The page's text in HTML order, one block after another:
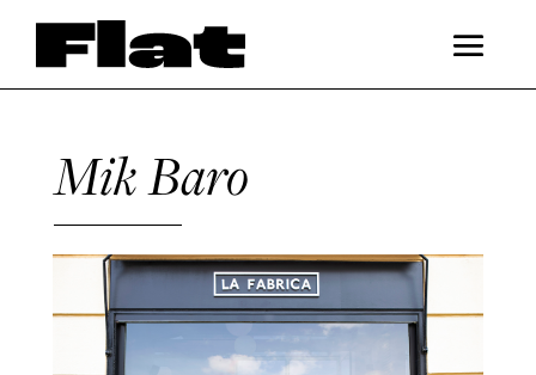
Mik Baro